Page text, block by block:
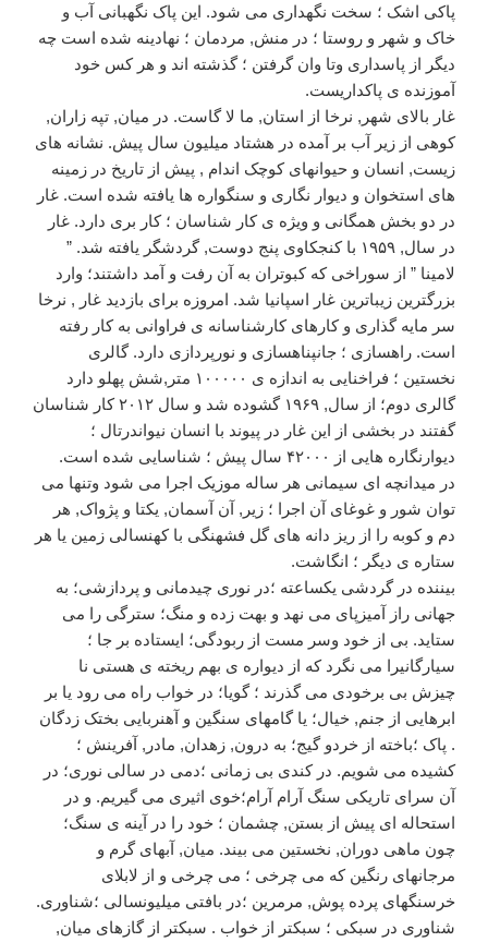
پاکی اشک ؛ سخت نگهداری می شود. این پاک نگهبانی آب و
خاک و شهر و روستا ؛ در منش, مردمان ؛ نهادینه شده است چه
دیگر از پاسداری وتا وان گرفتن ؛ گذشته اند و هر کس خود
آموزنده ی پاکداریست.
غار بالای شهر, نرخا از استان, ما لا گاست. در میان, تپه زاران,
کوهی از زیر آب بر آمده در هشتاد میلیون سال پیش. نشانه های
زیست, انسان و حیوانهای کوچک اندام , پیش از تاریخ در زمینه
های استخوان و دیوار نگاری و سنگواره ها یافته شده است. غار
در دو بخش همگانی و ویژه ی کار شناسان ؛ کار بری دارد. غار
در سال, ۱۹۵۹ با کنجکاوی پنج دوست, گردشگر یافته شد. ”
لامینا ” از سوراخی که کبوتران به آن رفت و آمد داشتند؛ وارد
بزرگترین زیباترین غار اسپانیا شد. امروزه برای بازدید غار , نرخا
سر مایه گذاری و کارهای کارشناسانه ی فراوانی به کار رفته
است. راهسازی ؛ جانپناهسازی و نورپردازی دارد. گالری
نخستین ؛ فراخنایی به اندازه ی ۱۰۰۰۰۰ متر,شش پهلو دارد
گالری دوم؛ از سال, ۱۹۶۹ گشوده شد و سال ۲۰۱۲ کار شناسان
گفتند در بخشی از این غار در پیوند با انسان نیواندرتال ؛
دیوارنگاره هایی از ۴۲۰۰۰ سال پیش ؛ شناسایی شده است.
در میدانچه ای سیمانی هر ساله موزیک اجرا می شود وتنها می
توان شور و غوغای آن اجرا ؛ زیر, آن آسمان, یکتا و پژواک, هر
دم و کوبه را از ریز دانه های گل فشهنگی با کهنسالی زمین یا هر
ستاره ی دیگر ؛ انگاشت.
بیننده در گردشی یکساعته ؛در نوری چیدمانی و پردازشی؛ به
جهانی راز آمیزپای می نهد و بهت زده و منگ؛ سترگی را می
ستاید. بی از خود وسر مست از ربودگی؛ ایستاده بر جا ؛
سیارگانیرا می نگرد که از دیواره ی بهم ریخته ی هستی نا
چیزش بی برخودی می گذرند ؛ گویا؛ در خواب راه می رود یا بر
ابرهایی از جنم, خیال؛ یا گامهای سنگین و آهنربایی بختک زدگان
. پاک ؛باخته از خردو گیج؛ به درون, زهدان, مادر, آفرینش ؛
کشیده می شویم. در کندی بی زمانی ؛دمی در سالی نوری؛ در
آن سرای تاریکی سنگ آرام آرام؛خوی اثیری می گیریم. و در
استحاله ای پیش از بستن, چشمان ؛ خود را در آینه ی سنگ؛
چون ماهی دوران, نخستین می بیند. میان, آبهای گرم و
مرجانهای رنگین که می چرخی ؛ می چرخی و از لابلای
خرسنگهای پرده پوش, مرمرین ؛در بافتی میلیونسالی ؛شناوری.
شناوری در سبکی ؛ سبکتر از خواب . سبکتر از گازهای میان,